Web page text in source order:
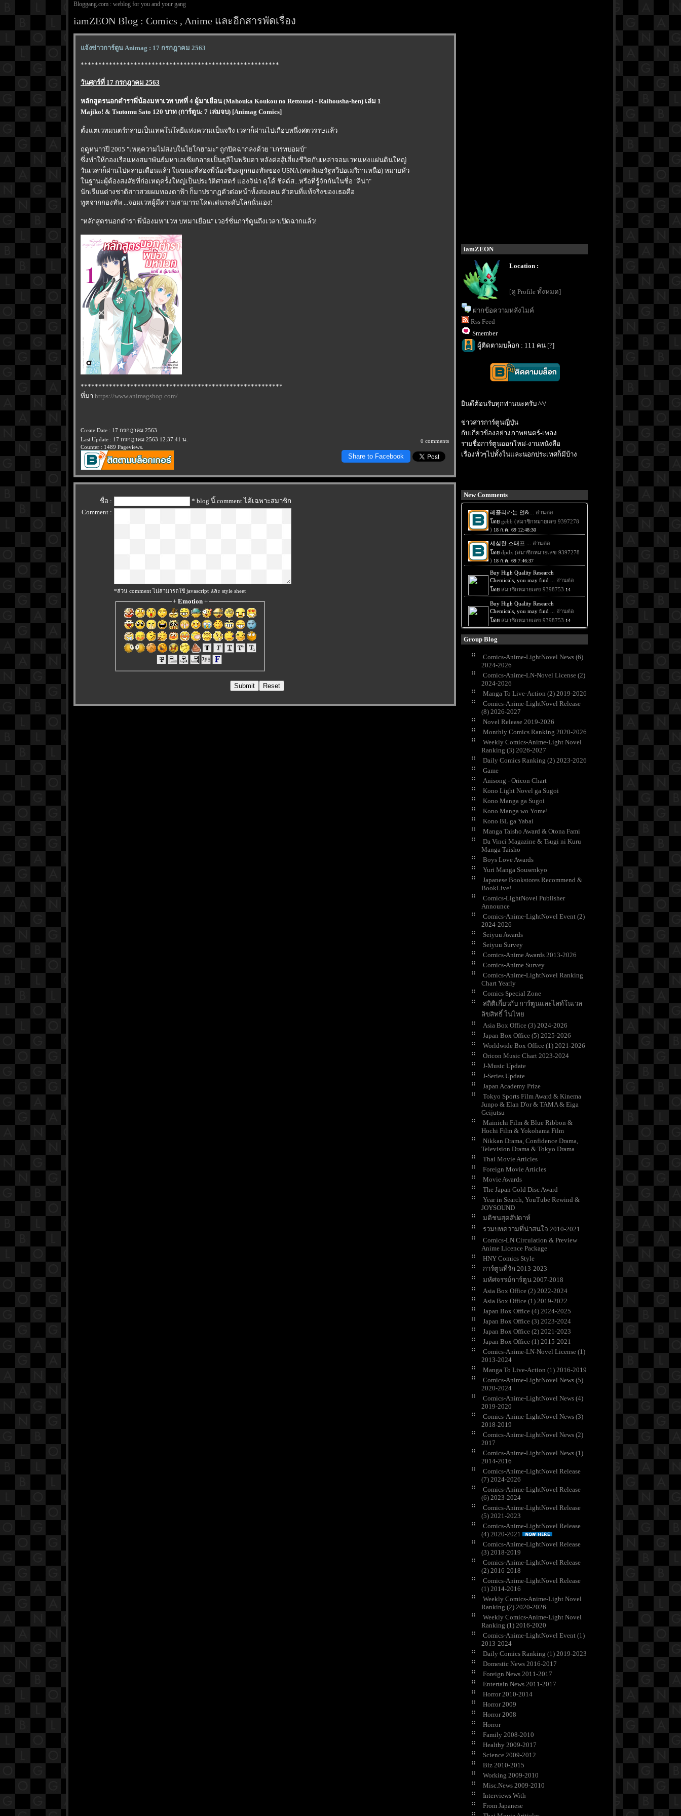
Bloggang.com : weblog for you and your gang
iamZEON Blog : Comics , Anime และอีกสารพัดเรื่อง
จ้งข่าวการ์ตูน Animag : 17 กรกฎาคม 2563
********************************************************
วันศุกร์ที่ 17 กรกฎาคม 2563
หลักสูตรนอกตำราพี่น้องมหาเวท บทที่ 4 ผู้มาเยือน (Mahouka Koukou no Rettousei - Raihousha-hen) เล่ม 1
Majiko! & Tsutomu Sato 120 บาท (การ์ตูน: 7 เล่มจบ) [Animag Comics]
ตั้งแต่เวทมนตร์กลายเป็นเทคโนโลยีแห่งความเป็นจริง เวลาก็ผ่านไปเกือบหนึ่งศตวรรษแล้ว
ฤดูหนาวปี 2005 "เหตุความไม่สงบในโยโกฮามะ" ถูกปิดฉากลงด้วย "เกรทบอมบ์"
ซึ่งทำให้กองเรือแห่งสมาพันธ์มหาเอเซียกลายเป็นธุลีในพริบตา หลังต่อสู้เสี่ยงชีวิตกับเหล่าจอมเวทแห่งแผ่นดินใหญ่
วันเวลาก็ผ่านไปหลายเดือนแล้ว ในขณะที่สองพี่น้องชิบะถูกกองทัพของ USNA (สหพันธรัฐทวีปอเมริกาเหนือ) หมายหัว
นฐานะผู้ต้องสงสัยที่ก่อเหตุครั้งใหญ่เป็นประวัติศาสตร์ แองจิน่า ดุโด้ ชิลด์ส...หรือที่รู้จักกันในชื่อ "ลีน่า"
นักเรียนต่างชาติสาวสวยผมทองตาฟ้า ก็มาปรากฏตัวต่อหน้าทั้งสองคน ตัวตนที่แท้จริงของเธอคือ
ทูตจากกองทัพ ...จอมเวทผู้มีความสามารถโดดเด่นระดับโลกนั่นเอง!
"หลักสูตรนอกตำรา พี่น้องมหาเวท บทมาเยือน" เวอร์ชั่นการ์ตูนถึงเวลาเปิดฉากแล้ว!
*********************************************************
ที่มา https://www.animagshop.com/
Create Date : 17 กรกฎาคม 2563
Last Update : 17 กรกฎาคม 2563 12:37:41 น.
Counter : 1489 Pageviews.
0 comments
Share to Facebook
ชื่อ :
* blog นี้ comment ได้เฉพาะสมาชิก
Comment :
*ส่วน comment ไม่สามารถใช้ javascript และ style sheet
+ Emotion+
iamZEON
Location :
[ดู Profile ทั้งหมด]
ฝากข้อความหลังไมค์
Rss Feed
Smember
ผู้ติดตามบล็อก : 111 คน [?]
ินดีต้อนรับทุกท่านนะครับ ^^/
ข่าวสารการ์ตูนญี่ปุ่น
กับเกี่ยวข้องอย่างภาพยนตร์-เพลง
รายชื่อการ์ตูนออกใหม่-งานหนังสือ
เรื่องทั่วๆไปทั้งในและนอกประเทศก็มีบ้าง
New Comments
Group Blog
Comics-Anime-LightNovel News (6)
2024-2026
Comics-Anime-LN-Novel License (2)
2024-2026
Manga To Live-Action (2) 2019-2026
Comics-Anime-LightNovel Release
(8) 2026-2027
Novel Release 2019-2026
Monthly Comics Ranking 2020-2026
Weekly Comics-Anime-Light Novel
Ranking (3) 2026-2027
Daily Comics Ranking (2) 2023-2026
Game
Anisong - Oricon Chart
Kono Light Novel ga Sugoi
Kono Manga ga Sugoi
Kono Manga wo Yome!
Kono BL ga Yabai
Manga Taisho Award & Otona Fami
Da Vinci Magazine & Tsugi ni Kuru
Manga Taisho
Boys Love Awards
Yuri Manga Sousenkyo
Japanese Bookstores Recommend &
BookLive!
Comics-LightNovel Publisher
Announce
Comics-Anime-LightNovel Event (2)
2024-2026
Seiyuu Awards
Seiyuu Survey
Comics-Anime Awards 2013-2026
Comics-Anime Survey
Comics-Anime-LightNovel Ranking
Chart Yearly
Comics Special Zone
สถิติเกี่ยวกับ การ์ตูนและไลท์โนเวล
ลิขสิทธิ์ ในไท
Asia Box Office (3) 2024-2026
Japan Box Office (5) 2025-2026
Worldwide Box Office (1) 2021-2026
Oricon Music Chart 2023-2024
J-Music Update
J-Series Update
Japan Academy Prize
Tokyo Sports Film Award & Kinema
Junpo & Elan D'or & TAMA & Eiga
Geijutsu
Mainichi Film & Blue Ribbon &
Hochi Film & Yokohama Film
Nikkan Drama, Confidence Drama,
Television Drama & Tokyo Drama
Thai Movie Articles
Foreign Movie Articles
Movie Awards
The Japan Gold Disc Award
Year in Search, YouTube Rewind &
JOYSOUND
มติชนสุดสัปดาห์
รวมบทความที่น่าสนใจ 2010-2021
Comics-LN Circulation & Preview
Anime Licence Package
HNY Comics Style
การ์ตูนที่รัก 2013-2023
มหัศจรรย์การ์ตูน 2007-2018
Asia Box Office (2) 2022-2024
Asia Box Office (1) 2019-2022
Japan Box Office (4) 2024-2025
Japan Box Office (3) 2023-2024
Japan Box Office (2) 2021-2023
Japan Box Office (1) 2015-2021
Comics-Anime-LN-Novel License (1)
2013-2024
Manga To Live-Action (1) 2016-2019
Comics-Anime-LightNovel News (5)
2020-2024
Comics-Anime-LightNovel News (4)
2019-2020
Comics-Anime-LightNovel News (3)
2018-2019
Comics-Anime-LightNovel News (2)
2017
Comics-Anime-LightNovel News (1)
2014-2016
Comics-Anime-LightNovel Release
(7) 2024-2026
Comics-Anime-LightNovel Release
(6) 2023-2024
Comics-Anime-LightNovel Release
(5) 2021-2023
Comics-Anime-LightNovel Release
(4) 2020-2021
Comics-Anime-LightNovel Release
(3) 2018-2019
Comics-Anime-LightNovel Release
(2) 2016-2018
Comics-Anime-LightNovel Release
(1) 2014-2016
Weekly Comics-Anime-Light Novel
Ranking (2) 2020-2026
Weekly Comics-Anime-Light Novel
Ranking (1) 2016-2020
Comics-Anime-LightNovel Event (1)
2013-2024
Daily Comics Ranking (1) 2019-2023
Domestic News 2016-2017
Foreign News 2011-2017
Entertain News 2011-2017
Horror 2010-2014
Horror 2009
Horror 2008
Horror
Family 2008-2010
Healthy 2009-2017
Science 2009-2012
Biz 2010-2015
Working 2009-2010
Misc.News 2009-2010
Interviews With
From Japanese